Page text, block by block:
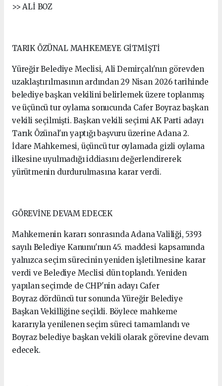
>> ALİ BOZ
TARIK ÖZÜNAL MAHKEMEYE GİTMİŞTİ
Yüreğir Belediye Meclisi, Ali Demirçalı'nın görevden
uzaklaştırılmasının ardından 29 Nisan 2026 tarihinde
belediye başkan vekilini belirlemek üzere toplanmış
ve üçüncü tur oylama sonucunda Cafer Boyraz başkan
vekili seçilmişti. Başkan vekili seçimi AK Parti adayı
Tarık Özünal'ın yaptığı başvuru üzerine Adana 2.
İdare Mahkemesi, üçüncü tur oylamada gizli oylama
ilkesine uyulmadığı iddiasını değerlendirerek
yürütmenin durdurulmasına karar verdi.
GÖREVİNE DEVAM EDECEK
Mahkemenin kararı sonrasında Adana Valiliği, 5393
sayılı Belediye Kanunu'nun 45. maddesi kapsamında
yalnızca seçim sürecinin yeniden işletilmesine karar
verdi ve Belediye Meclisi dün toplandı. Yeniden
yapılan seçimde de CHP'nin adayı Cafer
Boyraz dördüncü tur sonunda Yüreğir Belediye
Başkan Vekilliğine seçildi. Böylece mahkeme
kararıyla yenilenen seçim süreci tamamlandı ve
Boyraz belediye başkan vekili olarak görevine devam
edecek.